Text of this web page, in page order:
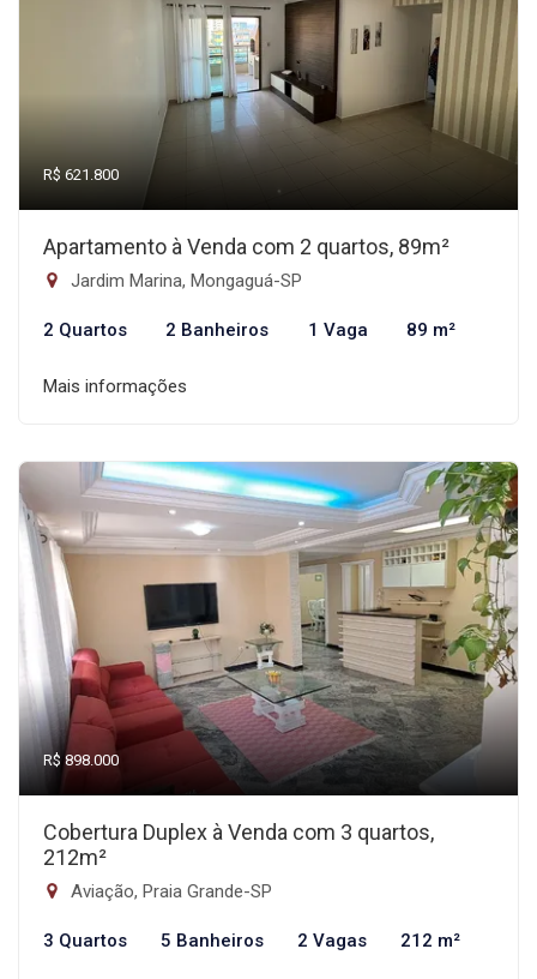
R$ 621.800
Apartamento à Venda com 2 quartos, 89m²
Jardim Marina, Mongaguá-SP
2 Quartos 2 Banheiros 1 Vaga 89 m²
Mais informações
R$ 898.000
Cobertura Duplex à Venda com 3 quartos,
212m²
Aviação, Praia Grande-SP
3 Quartos 5 Banheiros 2 Vagas 212 m²